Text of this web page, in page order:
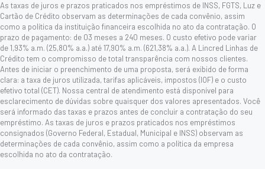
As taxas de juros e prazos praticados nos empréstimos de INSS, FGTS, Luz e
Cartão de Crédito observam as determinações de cada convênio, assim
como a política da instituição financeira escolhida no ato da contratação. O
prazo de pagamento: de 03 meses a 240 meses. O custo efetivo pode variar
de 1,93% a.m. (25,80% a.a.) até 17,90% a.m. (621,38% a.a.). A Lincred Linhas de
Crédito tem o compromisso de total transparência com nossos clientes.
Antes de iniciar o preenchimento de uma proposta, será exibido de forma
clara: a taxa de juros utilizada, tarifas aplicáveis, impostos (IOF) e o custo
efetivo total (CET). Nossa central de atendimento está disponível para
esclarecimento de dúvidas sobre quaisquer dos valores apresentados. Você
será informado das taxas e prazos antes de concluir a contratação do seu
empréstimo. As taxas de juros e prazos praticados nos empréstimos
consignados (Governo Federal, Estadual, Municipal e INSS) observam as
determinações de cada convênio, assim como a política da empresa
escolhida no ato da contratação.